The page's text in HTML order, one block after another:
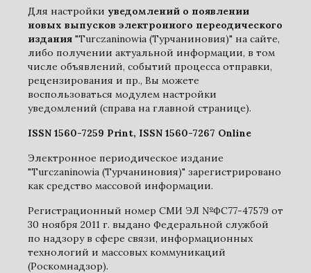
Для настройки уведомлений о появлении
новых выпусков электронного переодического
издания "Turczaninowia (Турчаниновия)" на сайте,
либо получении актуальной информации, в том
числе объявлений, событий процесса отправки,
рецензирования и пр., Вы можете
воспользоваться модулем настройки
уведомлений (справа на главной странице).
ISSN 1560-7259 Print, ISSN 1560-7267 Online
Электронное периодическое издание
"Turczaninowia (Турчаниновия)" зарегистрировано
как средство массовой информации.
Регистрационный номер СМИ ЭЛ №ФС77-47579 от
30 ноября 2011 г. выдано Федеральной службой
по надзору в сфере связи, информационных
технологий и массовых коммуникаций
(Роскомнадзор).